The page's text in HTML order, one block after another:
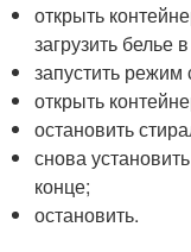
открыть
загрузить белье
запустить режим
открыть
остановить
снова
конце;
остановить.